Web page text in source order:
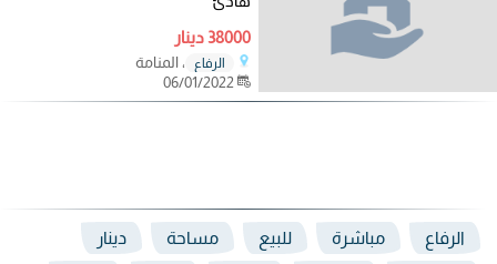
38000 دينار
الرفاع
، المنامة
الرفاع مباشرة للبيع مساحة دينار